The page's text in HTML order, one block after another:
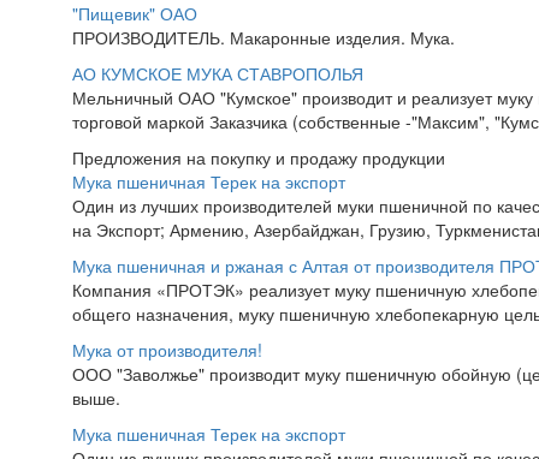
"Пищевик" ОАО
ПРОИЗВОДИТЕЛЬ. Макаронные изделия. Мука.
АО КУМСКОЕ МУКА СТАВРОПОЛЬЯ
Мельничный ОАО "Кумское" производит и реализует
торговой маркой Заказчика (собственные -"Максим",
Предложения на покупку и продажу продукции
Мука пшеничная Терек на экспорт
Один из лучших производителей муки пшеничной по
на Экспорт; Армению, Азербайджан, Грузию,
Мука пшеничная и ржаная с Алтая от производителя
Компания «ПРОТЭК» реализует муку пшеничную
общего назначения, муку пшеничную хлебопекарную
Мука от производителя!
ООО "Заволжье" производит муку пшеничную обойную
выше.
Мука пшеничная Терек на экспорт